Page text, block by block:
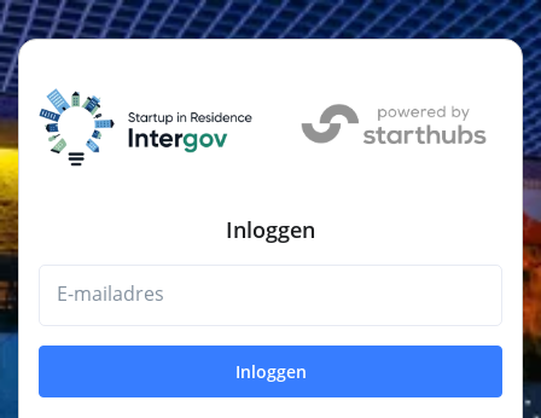
Inloggen
E-mailadres
Inloggen